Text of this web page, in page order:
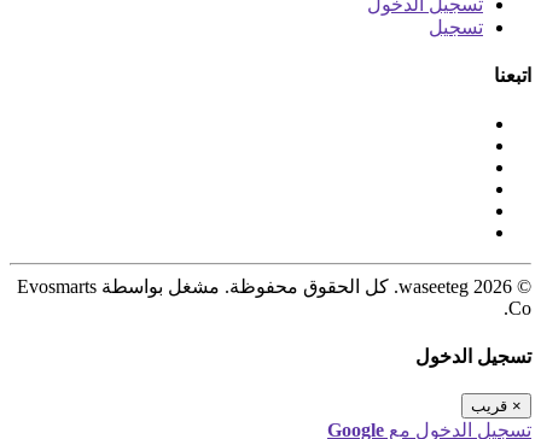
تسجيل الدخول
تسجيل
اتبعنا
© 2026 waseeteg. كل الحقوق محفوظة. مشغل بواسطة Evosmarts
Co.
تسجيل الدخول
× قريب
تسجيل الدخول مع Google